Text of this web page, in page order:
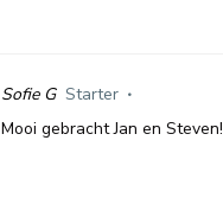
Sofie G Starter
Mooi gebracht Jan en Steven!